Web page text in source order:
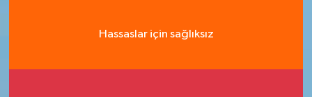
Hassaslar için sağlıksız